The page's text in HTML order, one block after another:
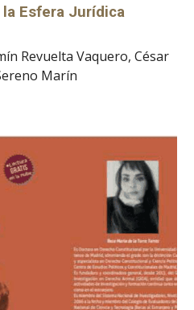
Esfera Jurídica
Revuelta Vaquero, César
Marín